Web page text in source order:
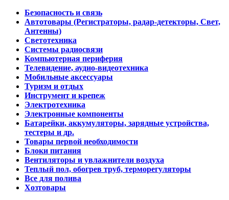
Безопасность и связь
Автотовары (Регистраторы, радар-детекторы, Свет,
Антенны)
Светотехника
Системы радиосвязи
Компьютерная периферия
Телевидение, аудио-видеотехника
Мобильные аксессуары
Туризм и отдых
Инструмент и крепеж
Электротехника
Электронные компоненты
Батарейки, аккумуляторы, зарядные устройства,
тестеры и др.
Товары первой необходимости
Блоки питания
Вентиляторы и увлажнители воздуха
Теплый пол, обогрев труб, терморегуляторы
Все для полива
Хозтовары